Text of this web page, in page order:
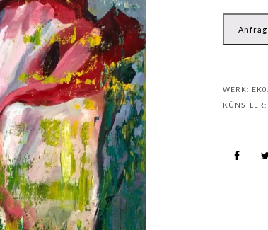
WERK:
KÜNSTLER: